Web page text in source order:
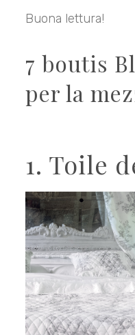
Buona lettura!
7 boutis
per la
1. Toile